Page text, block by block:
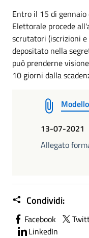
Entro il 15 di gennaio
Elettorale procede
scrutatori (iscrizioni e
depositato nella
può prenderne
10 giorni dalla
13-07-2021
Allegato
Condividi:
Facebook
LinkedIn